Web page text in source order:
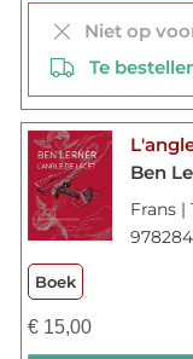
Niet op
Te
Ben
Frans |
Boek
€15,00